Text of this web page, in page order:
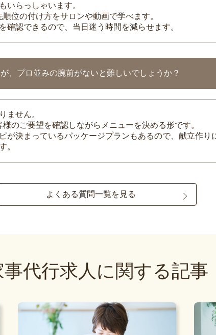
いらっしゃいます。
位の付け方をサロンや動画で学べます。
確認できるので、当日迷う時間を減らせます。
、プロ並みの腕前がないと難しいでしょうか？
ません。
のご要望を確認しながらメニューを決める形です。
が決まっているパッケージプランもあるので、献立作り
。
よくある質問一覧を見る
事代行求人に関する記事